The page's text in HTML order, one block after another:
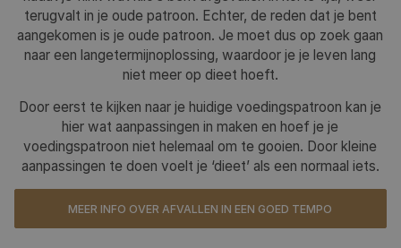
terugvalt in je oude patroon. Echter, de reden dat je bent
aangekomen is je oude patroon. Je moet dus op zoek gaan
naar een langetermijnoplossing, waardoor je je leven lang
niet meer op dieet hoeft.
Door eerst te kijken naar je huidige voedingspatroon kan je
hier wat aanpassingen in maken en hoef je je
voedingspatroon niet helemaal om te gooien. Door kleine
aanpassingen te doen voelt je ‘dieet’ als een normaal iets.
MEER INFO OVER AFVALLEN IN EEN GOED TEMPO